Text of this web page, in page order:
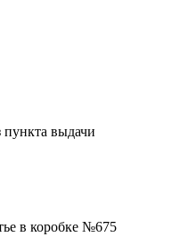
пункта выдачи
в коробке №675